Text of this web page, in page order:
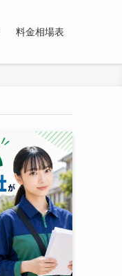
料金相場表